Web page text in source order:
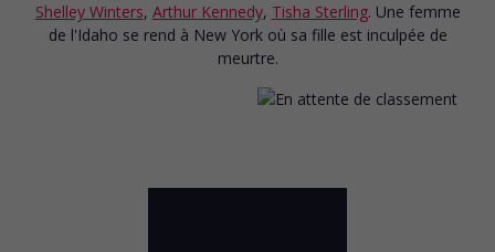
Shelley Winters, Arthur Kennedy, Tisha Sterling. Une femme
de l'Idaho se rend à New York où sa fille est inculpée de
meurtre.